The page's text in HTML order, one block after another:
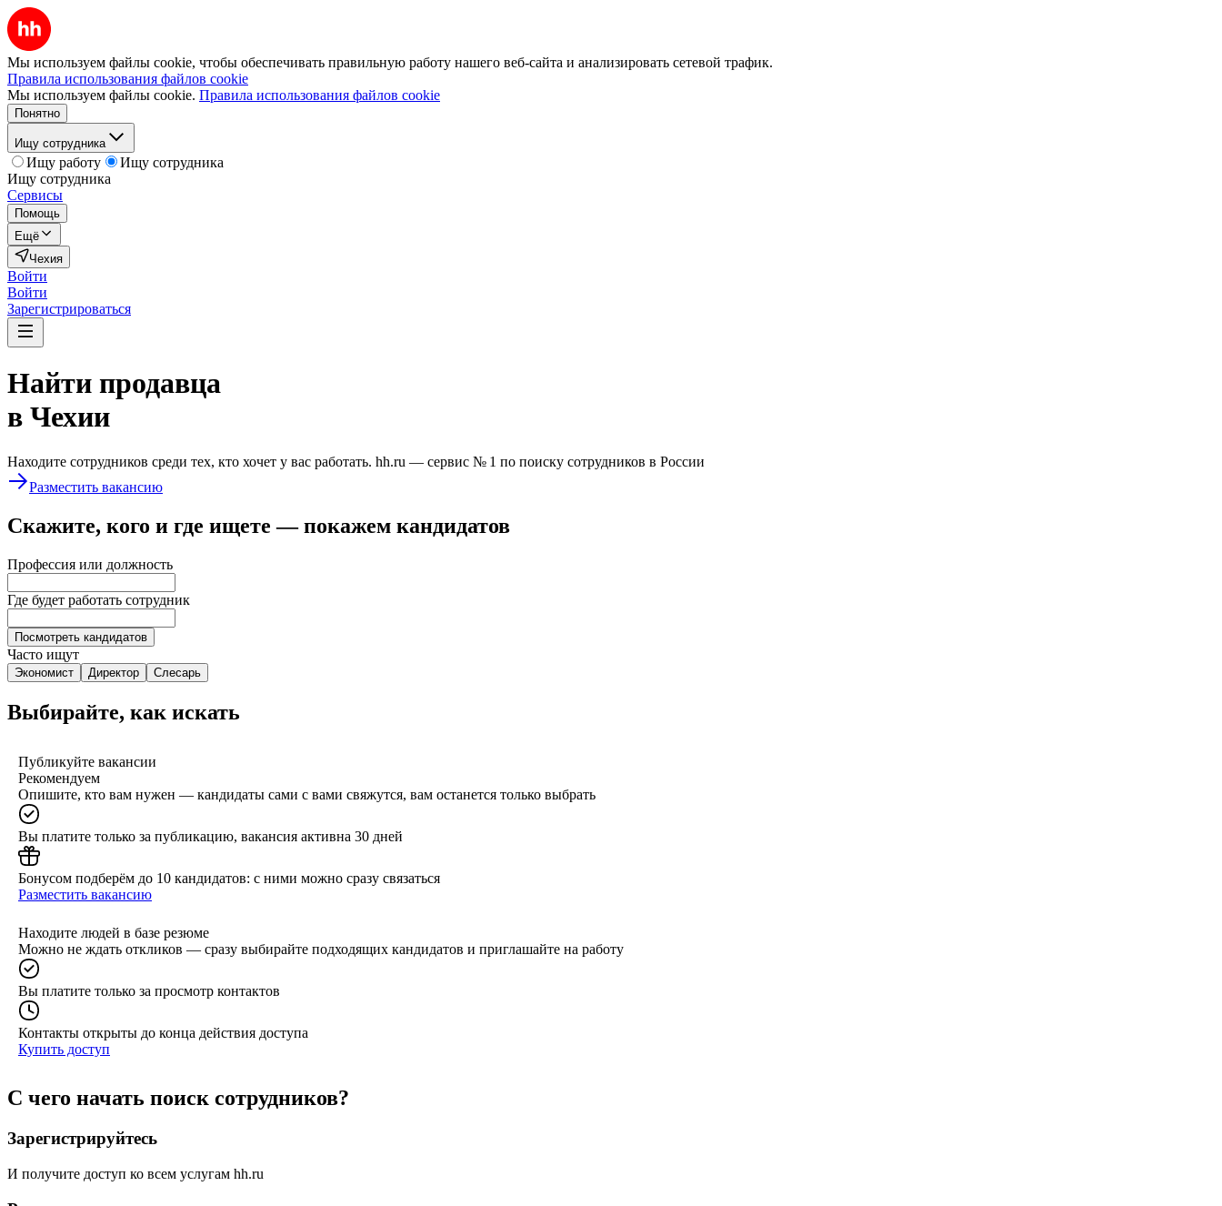
Мы используем файлы cookie, чтобы обеспечивать правильную работу нашего веб-сайта и анализировать сетевой трафик.
Правила использования файлов cookie
Мы используем файлы cookie. Правила использования файлов cookie
Понятно
Ищу сотрудника
Ищу работу
Ищу сотрудника
Ищу сотрудника
Сервисы
Помощь
Ещё
Чехия
Войти
Войти
Зарегистрироваться
Найти продавца
в Чехии
Находите сотрудников среди тех, кто хочет у вас работать. hh.ru — сервис № 1 по поиску сотрудников в России
Разместить вакансию
Скажите, кого и где ищете — покажем кандидатов
Профессия или должность
Где будет работать сотрудник
Посмотреть кандидатов
Часто ищут
Экономист Директор Слесарь
Выбирайте, как искать
Публикуйте вакансии
Рекомендуем
Опишите, кто вам нужен — кандидаты сами с вами свяжутся, вам останется только выбрать
Вы платите только за публикацию, вакансия активна 30 дней
Бонусом подберём до 10 кандидатов: с ними можно сразу связаться
Разместить вакансию
Находите людей в базе резюме
Можно не ждать откликов — сразу выбирайте подходящих кандидатов и приглашайте на работу
Вы платите только за просмотр контактов
Контакты открыты до конца действия доступа
Купить доступ
С чего начать поиск сотрудников?
Зарегистрируйтесь
И получите доступ ко всем услугам hh.ru